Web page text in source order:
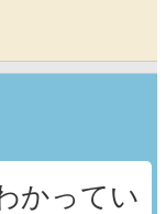
かってい